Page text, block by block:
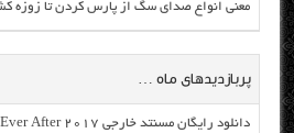
معنی انواع صدای سگ از پارس کردن تا زوزه
پربازدیدهای ماه …
دانلود رایگان مسنتد خارجی Britney Ever After 2017 با لینک مستقیم